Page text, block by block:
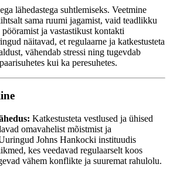
lähedastega suhtlemiseks. Veetmine
sama ruumi jagamist, vaid teadlikku
ja vastastikust kontakti
näitavad, et regulaarne ja katkestusteta
vähendab stressi ning tugevdab
kui ka peresuhetes.
Katkestusteta vestlused ja ühised
omavahelist mõistmist ja
Johns Hankocki instituudis
kes veedavad regulaarselt koos
vähem konflikte ja suuremat rahulolu.